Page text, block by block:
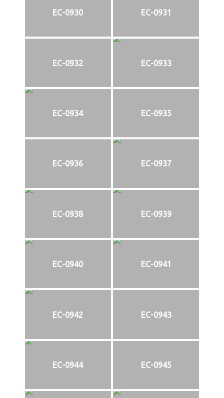
EC-0930 EC-0931
EC-0932 EC-0933
EC-0934 EC-0935
EC-0936 EC-0937
EC-0938 EC-0939
EC-0940 EC-0941
EC-0942 EC-0943
EC-0944 EC-0945